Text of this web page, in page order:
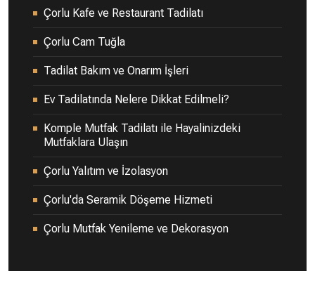
Çorlu Kafe ve Restaurant Tadilatı
Çorlu Cam Tuğla
Tadilat Bakım ve Onarım İşleri
Ev Tadilatında Nelere Dikkat Edilmeli?
Komple Mutfak Tadilatı ile Hayalinizdeki
Mutfaklara Ulaşın
Çorlu Yalıtım ve İzolasyon
Çorlu'da Seramik Döşeme Hizmeti
Çorlu Mutfak Yenileme ve Dekorasyon